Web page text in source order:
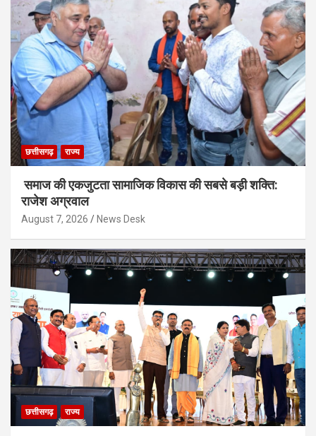
छत्तीसगढ़ राज्य
समाज की एकजुटता सामाजिक विकास की सबसे बड़ी शक्ति:
राजेश अग्रवाल
August 7, 2026 News Desk
छत्तीसगढ़ राज्य